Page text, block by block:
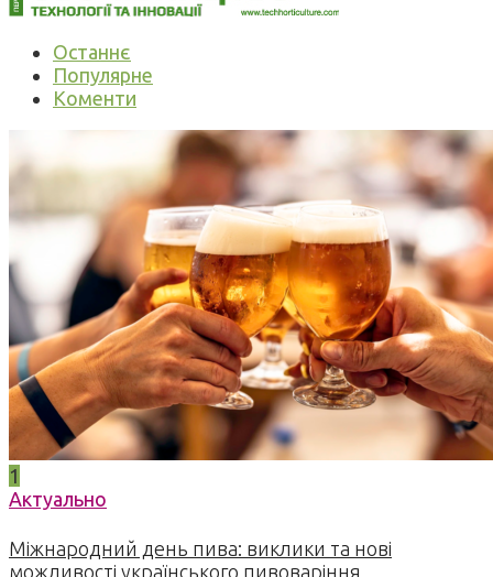
Останнє
Популярне
Коменти
1
Актуально
Міжнародний день пива: виклики та нові
можливості українського пивоваріння